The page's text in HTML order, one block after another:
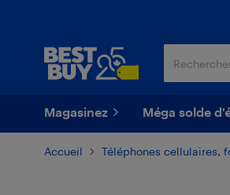
Magasinez Méga solde
Accueil Téléphones cellulaires,